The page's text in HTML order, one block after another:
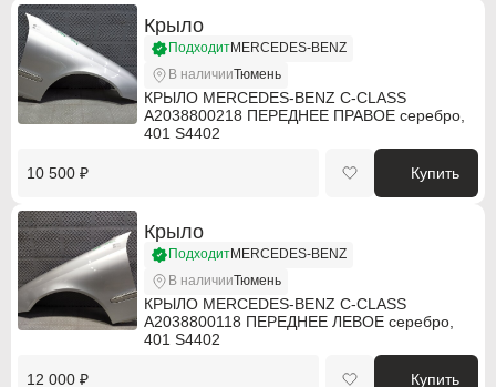
Крыло
В наличииТюмень
ПодходитMERCEDES-BENZ
КРЫЛО MERCEDES-BENZ C-CLASS
A2038800218 ПЕРЕДНЕЕ ПРАВОЕ серебро,
401 S4402
10 500 ₽ Купить
Крыло
В наличииТюмень
ПодходитMERCEDES-BENZ
КРЫЛО MERCEDES-BENZ C-CLASS
A2038800118 ПЕРЕДНЕЕ ЛЕВОЕ серебро,
401 S4402
12 000 ₽ Купить
Infiniti
Isuzu
Jaguar
Lancia
Land Rover
Lexus
Infiniti
Isuzu
Jaguar
Lancia
Land Rover
Lexus